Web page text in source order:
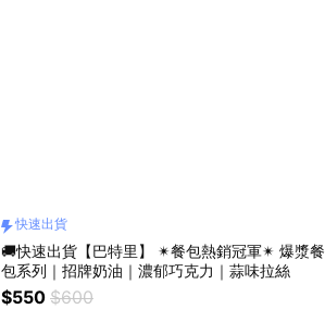
快速出貨
🚚快速出貨【巴特里】 ✴︎餐包熱銷冠軍✴︎ 爆漿餐
包系列｜招牌奶油｜濃郁巧克力｜蒜味拉絲
$550 $600